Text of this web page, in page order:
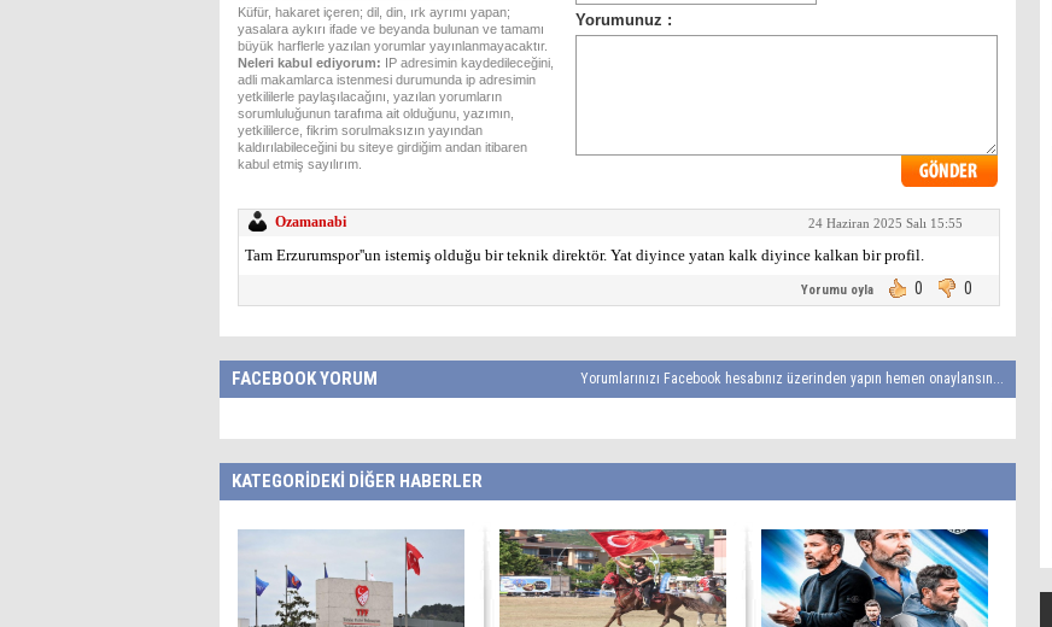
Küfür, hakaret içeren; dil, din, ırk ayrımı yapan;
yasalara aykırı ifade ve beyanda bulunan ve tamamı
büyük harflerle yazılan yorumlar yayınlanmayacaktır.
Neleri kabul ediyorum: IP adresimin kaydedileceğini,
adli makamlarca istenmesi durumunda ip adresimin
yetkililerle paylaşılacağını, yazılan yorumların
sorumluluğunun tarafıma ait olduğunu, yazımın,
yetkililerce, fikrim sorulmaksızın yayından
kaldırılabileceğini bu siteye girdiğim andan itibaren
kabul etmiş sayılırım.
Ozamanabi 24 Haziran 2025 Salı 15:55
Tam Erzurumspor''un istemiş olduğu bir teknik direktör. Yat diyince yatan kalk diyince kalkan bir profil.
Yorumu oyla 0 0
FACEBOOK YORUM Yorumlarınızı Facebook hesabınız üzerinden yapın hemen onaylansın...
KATEGORİDEKİ DİĞER HABERLER